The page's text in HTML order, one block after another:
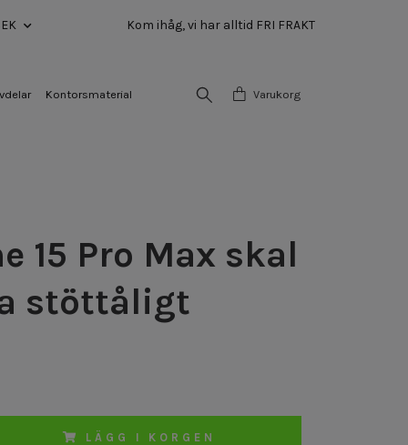
Kom ihåg, vi har alltid FRI FRAKT
Kontorsmaterial Varukorg
15 Pro Max skal
stöttåligt
LÄGG I KORGEN